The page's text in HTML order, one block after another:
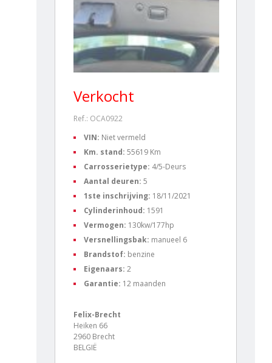
Verkocht
Ref.: OCA0922
VIN: Niet vermeld
Km. stand: 55619 Km
Carrosserietype: 4/5-Deurs
Aantal deuren: 5
1ste inschrijving: 18/11/2021
Cylinderinhoud: 1591
Vermogen: 130kw/177hp
Versnellingsbak: manueel 6
Brandstof: benzine
Eigenaars: 2
Garantie: 12 maanden
Felix-Brecht
Heiken 66
2960 Brecht
BELGIË